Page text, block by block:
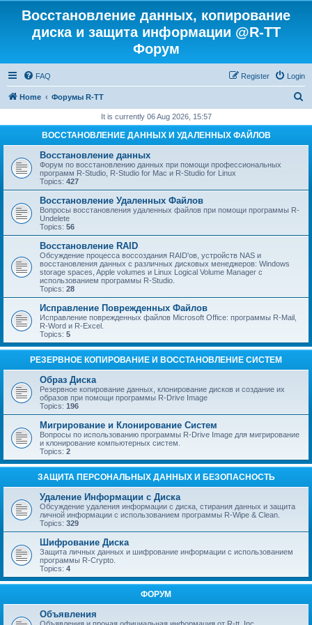
Восстановление данных, копирование
диска и защита информации @R-TT
Форум
FAQ Login
Register
Home Форумы R-TT
r
It is currently 06 Aug 2026, 15:57
ВОССТАНОВЛЕНИЕ ДАННЫХ И УДАЛЕННЫХ ФАЙЛОВ
Восстановление данных
Форум по восстановлению данных при помощи профессиональных
программ R-Studio, R-Studio for Mac и R-Studio for Linux
Topics: 427
Восстановление Удаленных Файлов
Вопросы восстановления удаленных файлов при помощи программы R-
Undelete
Topics: 56
Восстановление RAID
Обсуждение процесса воссоздания RAID'ов, устройств NAS и
восстановления данных с различных дисковых менеджеров: Windows
storage spaces, Apple volumes и Linux Logical Volume Manager с
использованием программы R-Studio.
Topics: 28
Исправление Поврежденных Файлов
Исправление поврежденных файлов Microsoft Office: программы R-Mail,
R-Word и R-Excel.
Topics: 5
РЕЗЕРВНОЕ КОПИРОВАНИЕ И ВОССТАНОВЛЕНИЕ СИСТЕМ
Образ Диска
Резервное копирование данных, клонирование дисков и создание их
образов при помощи программы R-Drive Image
Topics: 196
Мигрирование и Клонирование Систем
Вопросы по использованию программы R-Drive Image для мигрирование
и клонирование компьютерных систем.
Topics: 2
ЗАЩИТА ПЕРСОНАЛЬНЫХ ДАННЫХ И БЕЗОПАСНОСТЬ
Удаление Информации с Диска
Обсуждение удаления информации с диска, стирания данных и защита
личной информации с использованием программы R-Wipe & Clean.
Topics: 329
Шифрование Диска
Защита личных данных и шифрование информации с использованием
программы R-Crypto.
Topics: 4
ФОРУМ
Объявления